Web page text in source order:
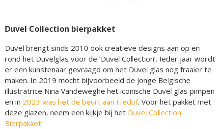
Duvel Collection bierpakket
Duvel brengt sinds 2010 ook creatieve designs aan op en
rond het Duvelglas voor de ‘Duvel Collection’. Ieder jaar wordt
er een kunstenaar gevraagd om het Duvel glas nog fraaier te
maken. In 2019 mocht bijvoorbeeld de jonge Belgische
illustratrice Nina Vandeweghe het iconische Duvel glas pimpen
en in 2023 was het de beurt aan Hedof. Voor het pakket met
deze glazen, neem een kijkje bij het Duvel Collection
Bierpakket.